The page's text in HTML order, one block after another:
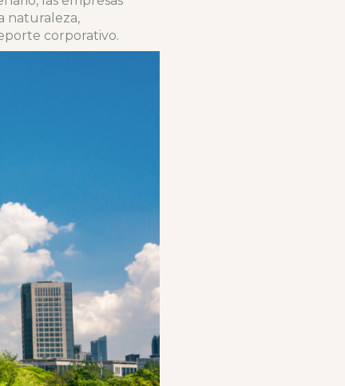
naturaleza,
corporativo.